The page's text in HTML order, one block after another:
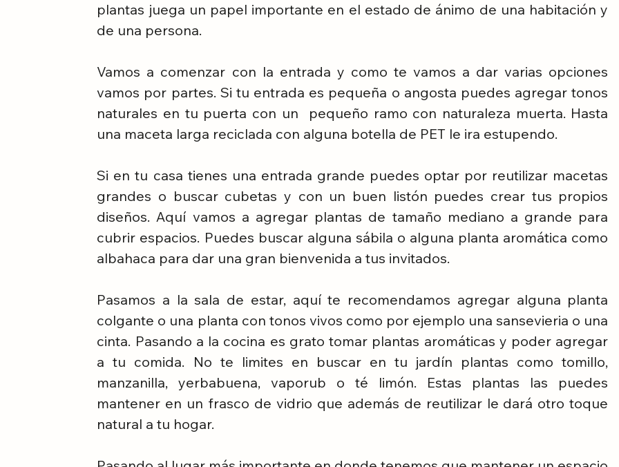
plantas juega un papel importante en el estado de ánimo de una habitación y
de una persona.
Vamos a comenzar con la entrada y como te vamos a dar varias opciones
vamos por partes. Si tu entrada es pequeña o angosta puedes agregar tonos
naturales en tu puerta con un  pequeño ramo con naturaleza muerta. Hasta
una maceta larga reciclada con alguna botella de PET le ira estupendo.
Si en tu casa tienes una entrada grande puedes optar por reutilizar macetas
grandes o buscar cubetas y con un buen listón puedes crear tus propios
diseños. Aquí vamos a agregar plantas de tamaño mediano a grande para
cubrir espacios. Puedes buscar alguna sábila o alguna planta aromática como
albahaca para dar una gran bienvenida a tus invitados.
Pasamos a la sala de estar, aquí te recomendamos agregar alguna planta
colgante o una planta con tonos vivos como por ejemplo una sansevieria o una
cinta. Pasando a la cocina es grato tomar plantas aromáticas y poder agregar
a tu comida. No te limites en buscar en tu jardín plantas como tomillo,
manzanilla, yerbabuena, vaporub o té limón. Estas plantas las puedes
mantener en un frasco de vidrio que además de reutilizar le dará otro toque
natural a tu hogar.